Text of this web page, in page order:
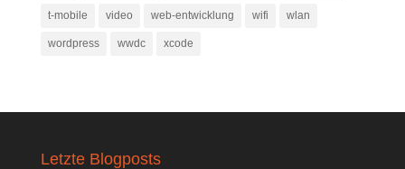
t-mobile video web-entwicklung wifi wlan
wordpress wwdc xcode
Letzte Blogposts